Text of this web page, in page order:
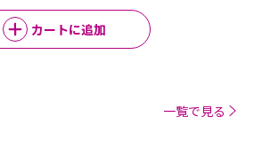
カートに追加
一覧で見る